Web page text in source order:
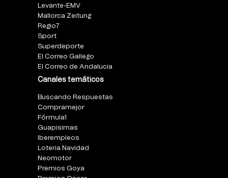
Levante-EMV
Mallorca Zeitung
Regio7
Sport
Superdeporte
El Correo Gallego
El Correo de Andalucia
Canales temáticos
Buscando Respuestas
Compramejor
Fórmula1
Guapisimas
Iberempleos
Loteria Navidad
Neomotor
Premios Goya